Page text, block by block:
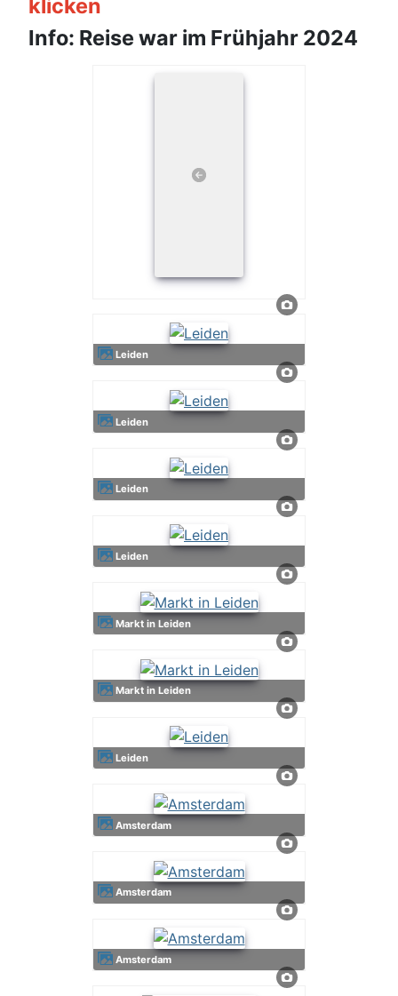
klicken
Info: Reise war im Frühjahr 2024
Leiden
Leiden
Leiden
Leiden
Markt in Leiden
Markt in Leiden
Leiden
Amsterdam
Amsterdam
Amsterdam